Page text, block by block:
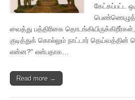
கேட்கப்பட்ட
வைத்து பத்திரிகை
குடித்துக் கொல்லும் நாட்டார்
என்ன?” என்பதாக…
Read more →